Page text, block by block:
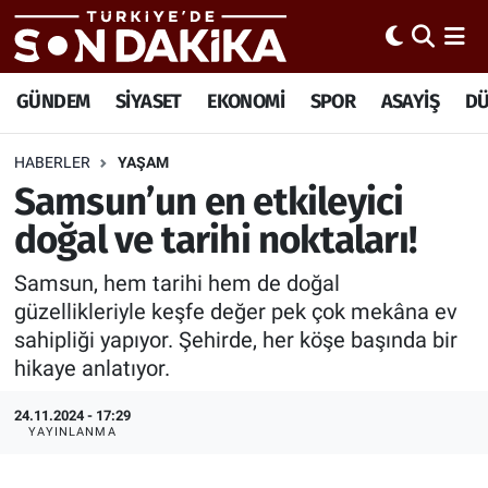
GÜNDEM SİYASET EKONOMİ SPOR ASAYİŞ
HABERLER YAŞAM
Samsun’un en etkileyici
doğal ve tarihi noktaları!
Samsun, hem tarihi hem de doğal
güzellikleriyle keşfe değer pek çok mekâna ev
sahipliği yapıyor. Şehirde, her köşe başında bir
hikaye anlatıyor.
24.11.2024 - 17:29
YAYINLANMA
Trafik Durumu
Süper Lig Puan Durumu ve Fikstür
Tüm Manşetler
Son Dakika Haberleri
Haber Arşivi